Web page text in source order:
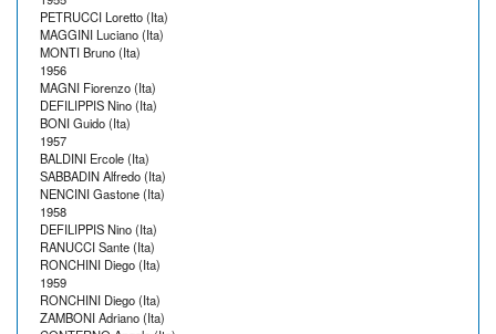
PETRUCCI Loretto (Ita)
MAGGINI Luciano (Ita)
MONTI Bruno (Ita)
1956
MAGNI Fiorenzo (Ita)
DEFILIPPIS Nino (Ita)
BONI Guido (Ita)
1957
BALDINI Ercole (Ita)
SABBADIN Alfredo (Ita)
NENCINI Gastone (Ita)
1958
DEFILIPPIS Nino (Ita)
RANUCCI Sante (Ita)
RONCHINI Diego (Ita)
1959
RONCHINI Diego (Ita)
ZAMBONI Adriano (Ita)